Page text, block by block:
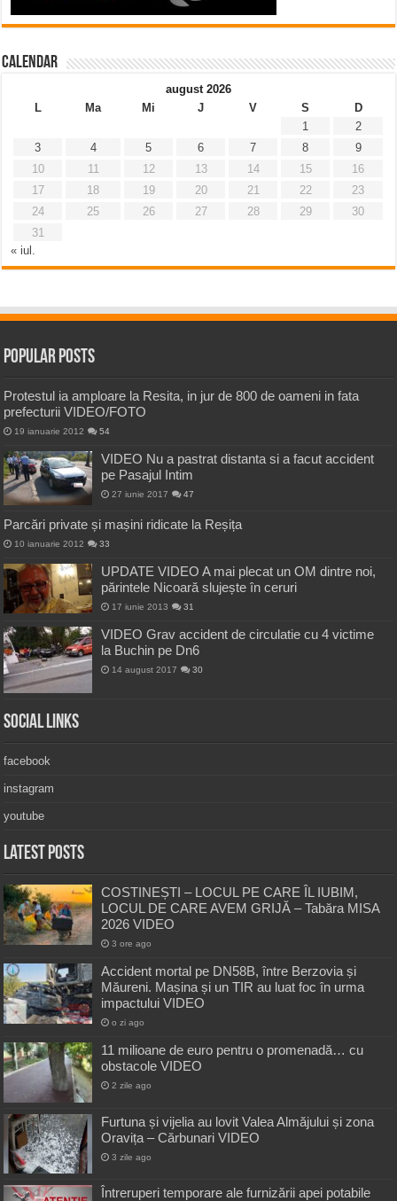
Calendar
august 2026
L
Ma Mi J V S
D
1
2
3
4 5 6 7 8
9
10
11 12 13 14 15
16
17
18 19 20 21 22
23
24
25 26 27 28 29
30
31
« iul.
Popular Posts
Protestul ia amploare la Resita, in jur de 800 de oameni in fata
prefecturii VIDEO/FOTO
19 ianuarie 2012 54
VIDEO Nu a pastrat distanta si a facut accident
pe Pasajul Intim
27 iunie 2017 47
Parcări private și mașini ridicate la Reșița
10 ianuarie 2012 33
UPDATE VIDEO A mai plecat un OM dintre noi,
părintele Nicoară slujește în ceruri
17 iunie 2013 31
VIDEO Grav accident de circulatie cu 4 victime
la Buchin pe Dn6
14 august 2017 30
Social Links
facebook
instagram
youtube
Latest Posts
COSTINEȘTI – LOCUL PE CARE ÎL IUBIM,
LOCUL DE CARE AVEM GRIJĂ – Tabăra MISA
2026 VIDEO
3 ore ago
Accident mortal pe DN58B, între Berzovia și
Măureni. Mașina și un TIR au luat foc în urma
impactului VIDEO
o zi ago
11 milioane de euro pentru o promenadă… cu
obstacole VIDEO
2 zile ago
Furtuna și vijelia au lovit Valea Almăjului și zona
Oravița – Cărbunari VIDEO
3 zile ago
Întreruperi temporare ale furnizării apei potabile